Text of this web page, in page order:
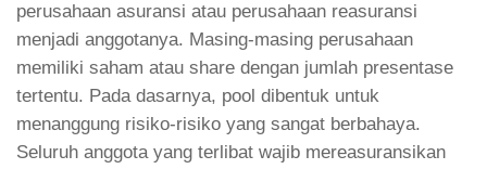
perusahaan asuransi atau perusahaan reasuransi
menjadi anggotanya. Masing-masing perusahaan
memiliki saham atau share dengan jumlah presentase
tertentu. Pada dasarnya, pool dibentuk untuk
menanggung risiko-risiko yang sangat berbahaya.
Seluruh anggota yang terlibat wajib mereasuransikan